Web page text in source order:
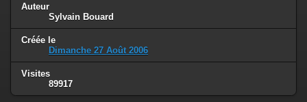
Auteur
Sylvain Bouard
Créée le
Dimanche 27 Août 2006
Visites
89917